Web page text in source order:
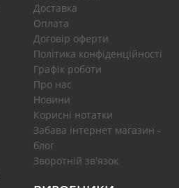
Доставка
Оплата
Договір оферти
Політика конфіденційності
Графік роботи
Про нас
Новини
Корисні нотатки
Забава інтернет магазин -
блог
Зворотній зв'язок